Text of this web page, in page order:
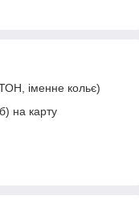
іменне кольє)
на карту